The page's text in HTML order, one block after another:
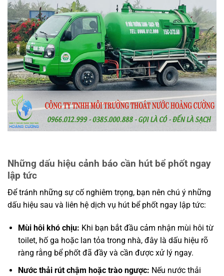
Những dấu hiệu cảnh báo cần hút bể phốt ngay
lập tức
Để tránh những sự cố nghiêm trọng, bạn nên chú ý những
dấu hiệu sau và liên hệ dịch vụ hút bể phốt ngay lập tức:
Mùi hôi khó chịu: Khi bạn bắt đầu cảm nhận mùi hôi từ
toilet, hố ga hoặc lan tỏa trong nhà, đây là dấu hiệu rõ
ràng rằng bể phốt đã đầy và cần được xử lý ngay.
Nước thải rút chậm hoặc trào ngược: Nếu nước thải